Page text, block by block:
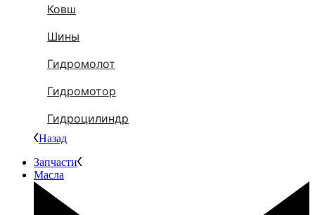
Ковш
Шины
Гидромолот
Гидромотор
Гидроцилиндр
Назад
Запчасти
Масла